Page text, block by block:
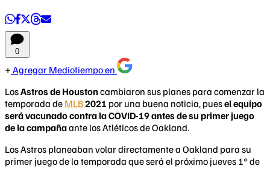
0
Agregar Mediotiempo en
LosAstros de Houstoncambiaron sus planes para comenzar la
temporada de MLB2021 por una buena noticia, puesel equipo
será vacunado contra la COVID-19 antes de su primer juego
de la campañaante los Atléticos de Oakland.
Los Astros planeaban volar directamente a Oakland para su
primer juego de la temporada que será el próximo jueves 1° de